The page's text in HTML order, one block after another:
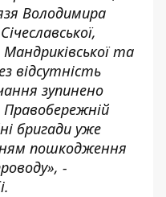
Володимира
та
відсутність
зупинено
Правобережній
бригади уже
пошкодження
-